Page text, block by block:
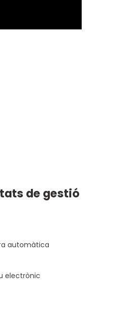
de gestió
automàtica
electrònic